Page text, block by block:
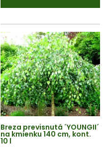
Breza previsnutá ´YOUNGII´
na kmienku 140 cm, kont.
10 l